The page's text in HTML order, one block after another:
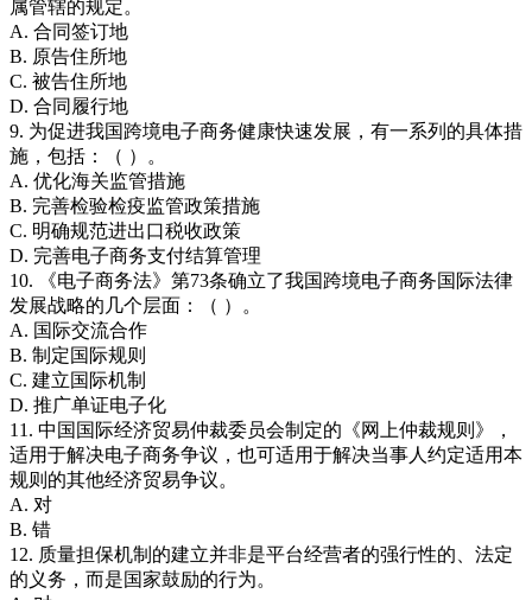
属管辖的规定。
A. 合同签订地
B. 原告住所地
C. 被告住所地
D. 合同履行地
9. 为促进我国跨境电子商务健康快速发展，有一系列的具体措
施，包括：（ ）。
A. 优化海关监管措施
B. 完善检验检疫监管政策措施
C. 明确规范进出口税收政策
D. 完善电子商务支付结算管理
10. 《电子商务法》第73条确立了我国跨境电子商务国际法律
发展战略的几个层面：（ ）。
A. 国际交流合作
B. 制定国际规则
C. 建立国际机制
D. 推广单证电子化
11. 中国国际经济贸易仲裁委员会制定的《网上仲裁规则》，
适用于解决电子商务争议，也可适用于解决当事人约定适用本
规则的其他经济贸易争议。
A. 对
B. 错
12. 质量担保机制的建立并非是平台经营者的强行性的、法定
的义务，而是国家鼓励的行为。